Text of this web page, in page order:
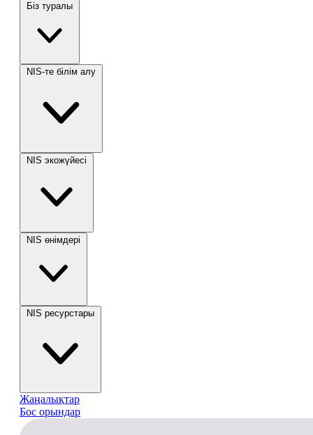
Біз туралы
NIS-те білім алу
NIS экожүйесі
NIS өнімдері
NIS ресурстары
Жаңалықтар
Бос орындар